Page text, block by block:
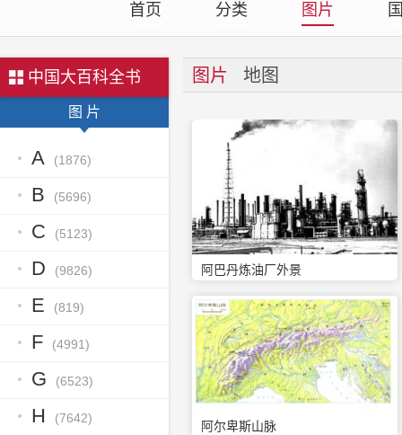
首页 分类 图片
中国大百科全书
图 片
A (1876)
B (5696)
C (5123)
D (9826)
E (819)
F (4991)
G (6523)
H (7642)
图片 地图
阿巴丹炼油厂外景
阿尔卑斯山脉